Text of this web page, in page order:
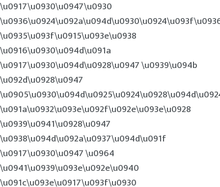
\u0917\u0930\u0947\u0930
\u0935\u093f\u0915\u093e\u0938
\u0916\u0930\u094d\u091a
\u0917\u0930\u094d\u0928\u0947 \u0939\u094b
\u092d\u0928\u0947
\u091a\u0932\u093e\u092f\u092e\u093e\u0928
\u0939\u0941\u0928\u0947
\u0938\u094d\u092a\u0937\u094d\u091f
\u0917\u0930\u0947 \u0964
\u0941\u0939\u093e\u092e\u0940
\u091c\u093e\u0917\u093f\u0930